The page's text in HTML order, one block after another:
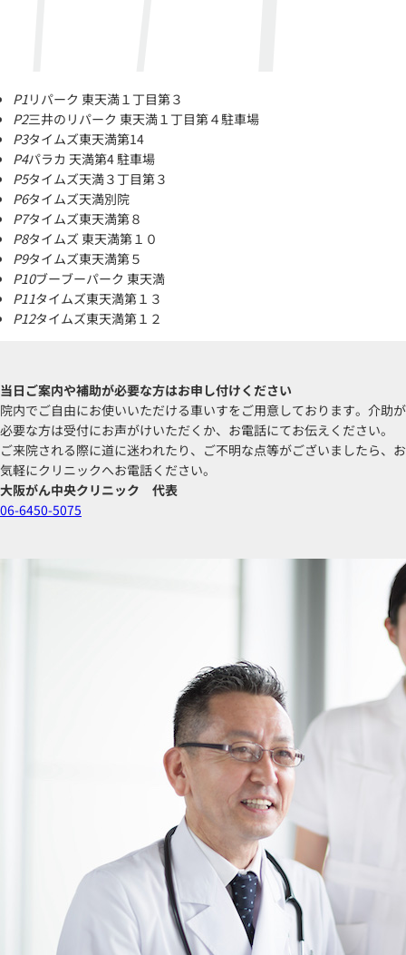
P1リパーク 東天満１丁目第３
P2三井のリパーク 東天満１丁目第４駐車場
P3タイムズ東天満第14
P4パラカ 天満第4 駐車場
P5タイムズ天満３丁目第３
P6タイムズ天満別院
P7タイムズ東天満第８
P8タイムズ 東天満第１０
P9タイムズ東天満第５
P10ブーブーパーク 東天満
P11タイムズ東天満第１３
P12タイムズ東天満第１２
当日ご案内や補助が必要な方はお申し付けください
院内でご自由にお使いいただける車いすをご用意しております。介助が
必要な方は受付にお声がけいただくか、お電話にてお伝えください。
ご来院される際に道に迷われたり、ご不明な点等がございましたら、お
気軽にクリニックへお電話ください。
大阪がん中央クリニック 代表
06-6450-5075